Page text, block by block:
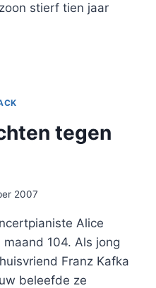
stierf tien jaar
tegen
2007
Alice
104. Als jong
Franz Kafka
beleefde ze